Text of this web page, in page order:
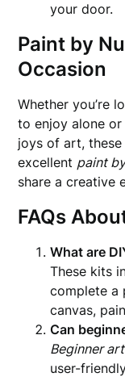
your door.
Paint by
Occasion
Whether you’re
to enjoy alone
joys of art,
excellent paint
share a creative
FAQs
What are
These kits
complete a
canvas,
Can
Beginner
user-